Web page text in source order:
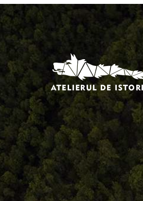
Comandă, plată, livrare
Întreținere produse
Facebook.com/atelieruldeistorie
Contact@atelieruldeistorie.ro
0748.884.543